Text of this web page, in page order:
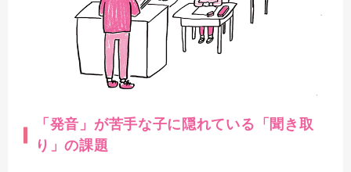
「発音」が苦手な子に隠れている「聞き取
り」の課題